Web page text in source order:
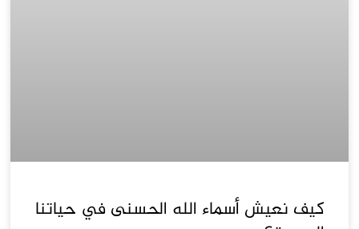
كيف نعيش أسماء الله الحسنى في حياتنا